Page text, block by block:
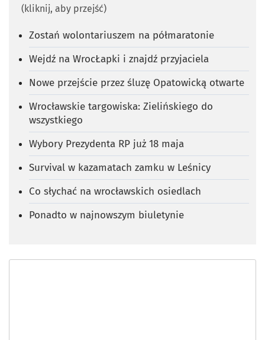
(kliknij, aby przejść)
Zostań wolontariuszem na półmaratonie
Wejdź na WrocŁapki i znajdź przyjaciela
Nowe przejście przez śluzę Opatowicką otwarte
Wrocławskie targowiska: Zielińskiego do
wszystkiego
Wybory Prezydenta RP już 18 maja
Survival w kazamatach zamku w Leśnicy
Co słychać na wrocławskich osiedlach
Ponadto w najnowszym biuletynie